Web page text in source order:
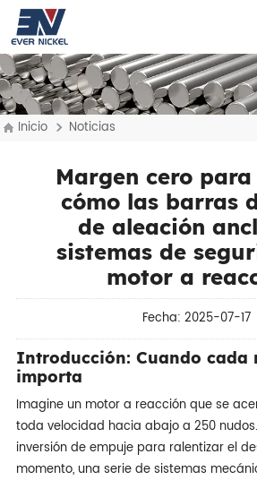
Inicio Noticias
Margen cero
cómo las barras
de aleación
sistemas de
motor a
Fecha: 2025-07-17
Introducción: Cuando cada
importa
Imagine un motor a reacción que se
toda velocidad hacia abajo a 250
inversión de empuje para ralentizar el
momento, una serie de sistemas